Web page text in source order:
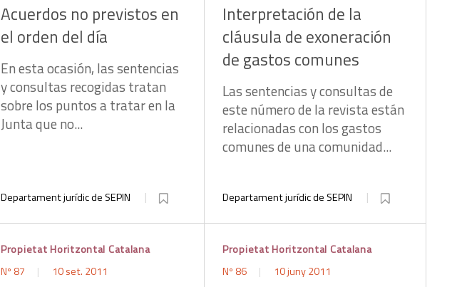
Acuerdos no previstos en
el orden del día
En esta ocasión, las sentencias
y consultas recogidas tratan
sobre los puntos a tratar en la
Junta que no...
Departament jurídic de SEPIN
Interpretación de la
cláusula de exoneración
de gastos comunes
Las sentencias y consultas de
este número de la revista están
relacionadas con los gastos
comunes de una comunidad...
Departament jurídic de SEPIN
Propietat Horitzontal Catalana
Nº 87
10 set. 2011
Propietat Horitzontal Catalana
Nº 86
10 juny 2011